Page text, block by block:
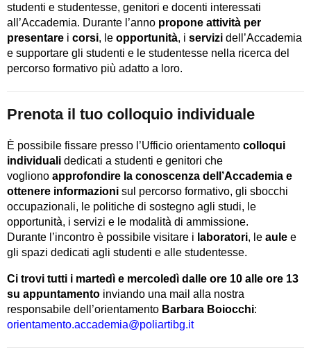
studenti e studentesse, genitori e docenti interessati
all’Accademia. Durante l’anno propone attività per
presentare i corsi, le opportunità, i servizi dell’Accademia
e supportare gli studenti e le studentesse nella ricerca del
percorso formativo più adatto a loro.
Prenota il tuo colloquio individuale
È possibile fissare presso l’Ufficio orientamento colloqui
individuali dedicati a studenti e genitori che
vogliono approfondire la conoscenza dell’Accademia e
ottenere informazioni sul percorso formativo, gli sbocchi
occupazionali, le politiche di sostegno agli studi, le
opportunità, i servizi e le modalità di ammissione.
Durante l’incontro è possibile visitare i laboratori, le aule e
gli spazi dedicati agli studenti e alle studentesse.
Ci trovi tutti i martedì e mercoledì dalle ore 10 alle ore 13
su appuntamento inviando una mail alla nostra
responsabile dell’orientamento Barbara Boiocchi:
orientamento.accademia@poliartibg.it